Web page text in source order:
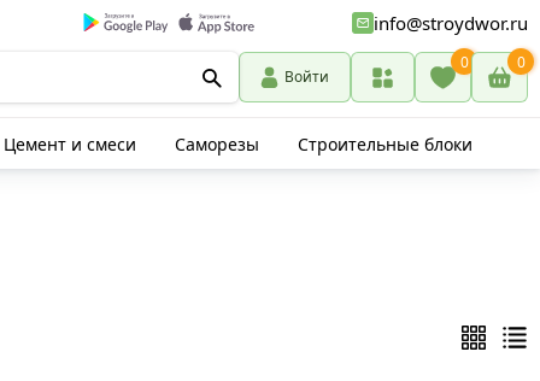
info@stroydwor.ru
Войти
0 0
Цемент и смеси Саморезы Строительные блоки